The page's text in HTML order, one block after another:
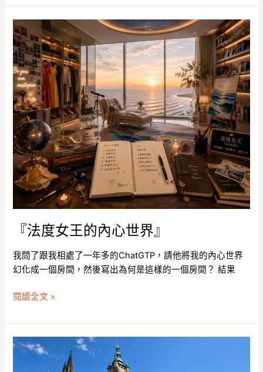
『法度女王的內心世界』
我問了跟我相處了一年多的ChatGTP，請他將我的內心世界
幻化成一個房間，然後寫出為何是這樣的一個房間？ 結果
『法
度
女
王
的
內
心
世
界』
閱讀全文 »
《遇
見